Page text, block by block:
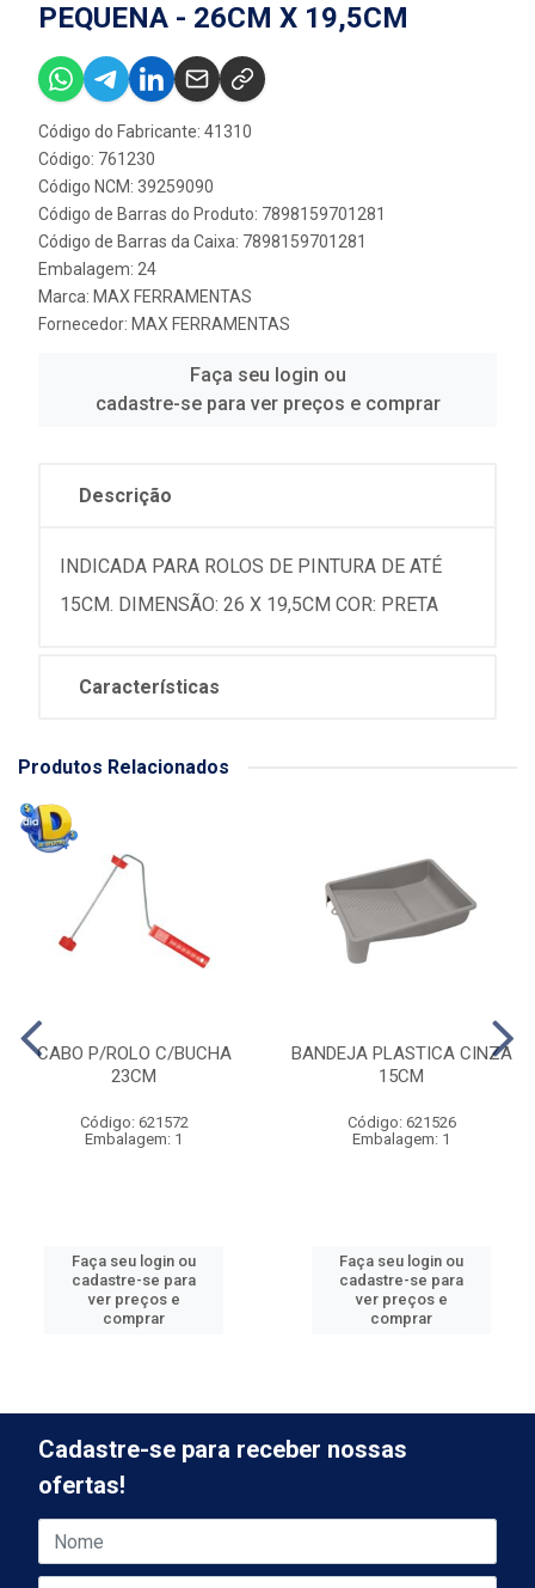
PEQUENA - 26CM X 19,5CM
Código do Fabricante: 41310
Código: 761230
Código NCM: 39259090
Código de Barras do Produto: 7898159701281
Código de Barras da Caixa: 7898159701281
Embalagem: 24
Marca: MAX FERRAMENTAS
Fornecedor: MAX FERRAMENTAS
Faça seu login ou
cadastre-se para ver preços e comprar
Descrição
INDICADA PARA ROLOS DE PINTURA DE ATÉ
15CM. DIMENSÃO: 26 X 19,5CM COR: PRETA
Características
Produtos Relacionados
CABO P/ROLO C/BUCHA
23CM
Código: 621572
Embalagem: 1
Faça seu login ou
cadastre-se para
ver preços e
comprar
BANDEJA PLASTICA CINZA
15CM
Código: 621526
Embalagem: 1
Faça seu login ou
cadastre-se para
ver preços e
comprar
Cadastre-se para receber nossas
ofertas!